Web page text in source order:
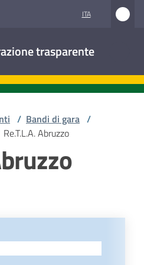
ITA
trasparente
/ Bandi di gara /
Re.T.L.A. Abruzzo